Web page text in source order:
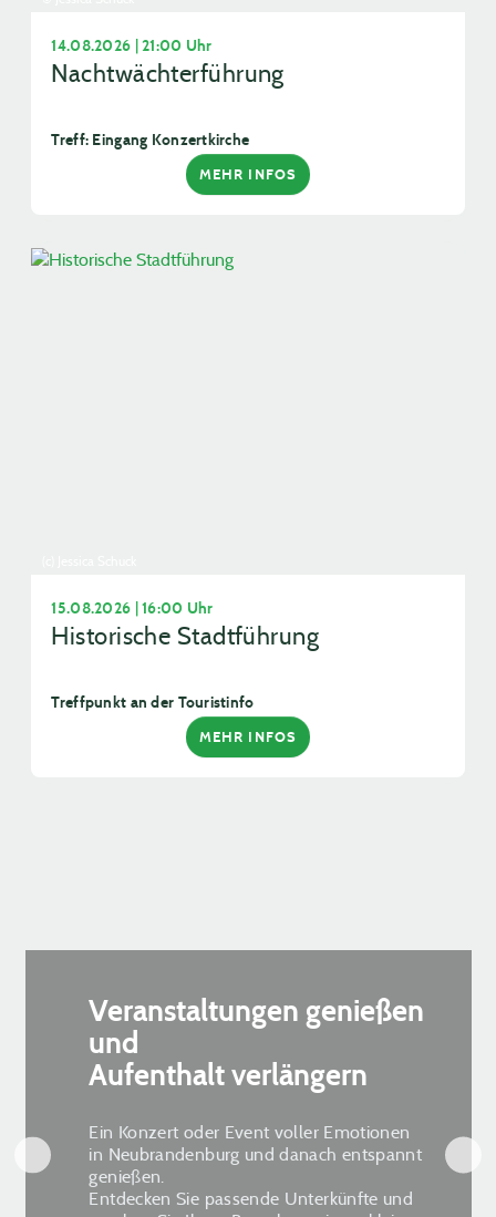
14.08.2026 | 21:00 Uhr
Nachtwächterführung
Treff: Eingang Konzertkirche
MEHR INFOS
15.08.2026 | 16:00 Uhr
Historische Stadtführung
Treffpunkt an der Touristinfo
MEHR INFOS
Veranstaltungen genießen
und
Aufenthalt verlängern
Ein Konzert oder Event voller Emotionen
in Neubrandenburg und danach entspannt
genießen.
Entdecken Sie passende Unterkünfte und